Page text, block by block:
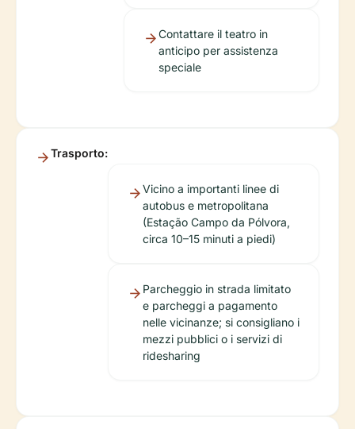
Contattare il teatro in
anticipo per assistenza
speciale
Trasporto:
Vicino a importanti linee di
autobus e metropolitana
(Estação Campo da Pólvora,
circa 10–15 minuti a piedi)
Parcheggio in strada limitato
e parcheggi a pagamento
nelle vicinanze; si consigliano i
mezzi pubblici o i servizi di
ridesharing